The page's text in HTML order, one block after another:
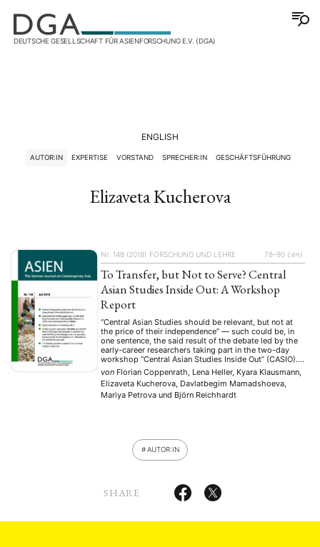
DEUTSCHE GESELLSCHAFT FÜR ASIENFORSCHUNG E.V. (DGA)
ENGLISH
AUTOR:IN EXPERTISE VORSTAND SPRECHER:IN GESCHÄFTSFÜHRUNG
Elizaveta Kucherova
Nr. 148 (2018) FORSCHUNG UND LEHRE 78–90 {:en}
To Transfer, but Not to Serve? Central
Asian Studies Inside Out: A Workshop
Report
“Central Asian Studies should be relevant, but not at
the price of their independence” — such could be, in
one sentence, the said result of the debate led by the
early-career researchers taking part in the two-day
workshop “Central Asian Studies Inside Out” (CASIO).
On February 8–9, 2018, the workshop brought
together masters and PhD …
von Florian Coppenrath, Lena Heller, Kyara Klausmann,
Elizaveta Kucherova, Davlatbegim Mamadshoeva,
Mariya Petrovaund Björn Reichhardt
AUTOR:IN
SHARE